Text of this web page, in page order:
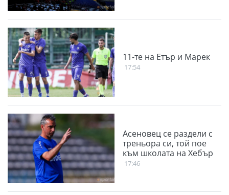
11-те на Етър и Марек
17:54
Асеновец се раздели с
треньора си, той пое
към школата на Хебър
17:46